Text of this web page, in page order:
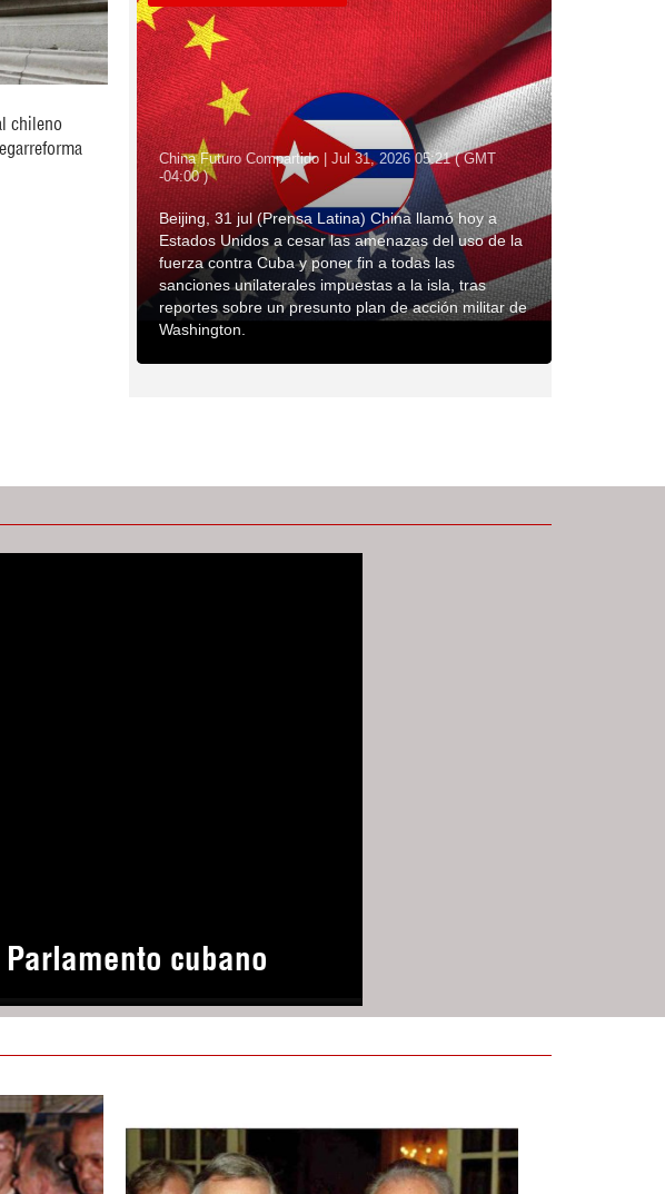
chileno
China Futuro Compartido | Jul 31, 2026 05:21 ( GMT
-04:00 )
Beijing, 31 jul (Prensa Latina) China llamó hoy a
Estados Unidos a cesar las amenazas del uso de la
fuerza contra Cuba y poner fin a todas las
sanciones unilaterales impuestas a la isla, tras
reportes sobre un presunto plan de acción militar de
Washington.
cubano